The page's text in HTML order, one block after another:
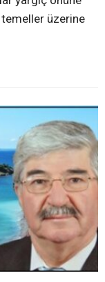
temeller üzerine